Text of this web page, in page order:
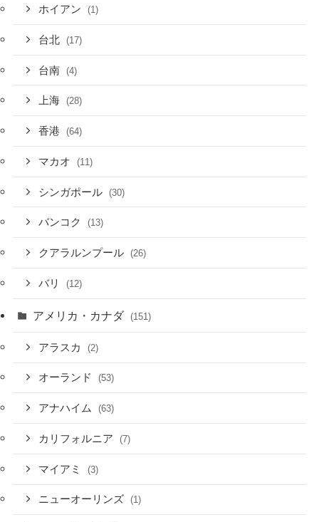
ホイアン (1)
台北 (17)
台南 (4)
上海 (28)
香港 (64)
マカオ (11)
シンガポール (30)
バンコク (13)
クアラルンプール (26)
バリ (12)
アメリカ・カナダ (151)
アラスカ (2)
オーランド (53)
アナハイム (63)
カリフォルニア (7)
マイアミ (3)
ニューオーリンズ (1)